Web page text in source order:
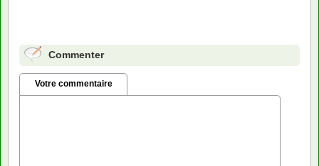
Commenter
Votre commentaire